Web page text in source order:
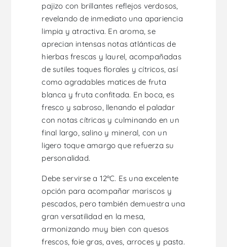
pajizo con brillantes reflejos verdosos,
revelando de inmediato una apariencia
limpia y atractiva. En aroma, se
aprecian intensas notas atlánticas de
hierbas frescas y laurel, acompañadas
de sutiles toques florales y cítricos, así
como agradables matices de fruta
blanca y fruta confitada. En boca, es
fresco y sabroso, llenando el paladar
con notas cítricas y culminando en un
final largo, salino y mineral, con un
ligero toque amargo que refuerza su
personalidad.
Debe servirse a 12ºC. Es una excelente
opción para acompañar mariscos y
pescados, pero también demuestra una
gran versatilidad en la mesa,
armonizando muy bien con quesos
frescos, foie gras, aves, arroces y pasta.